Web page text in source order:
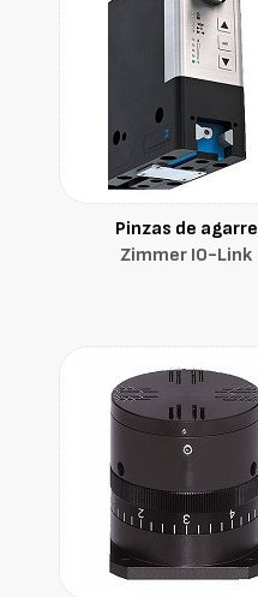
Pinzas de agarre
Zimmer IO-Link